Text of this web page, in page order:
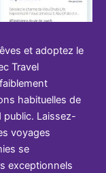
et adoptez le
Travel
habituelles de
public. Laissez-
voyages
se
exceptionnels